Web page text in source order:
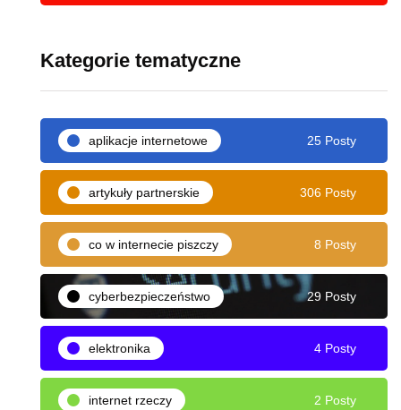
Kategorie tematyczne
aplikacje internetowe 25 Posty
artykuły partnerskie 306 Posty
co w internecie piszczy 8 Posty
cyberbezpieczeństwo 29 Posty
elektronika 4 Posty
internet rzeczy 2 Posty